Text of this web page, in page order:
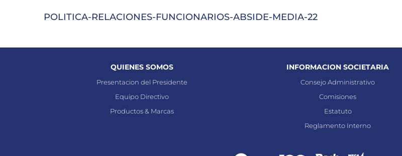
POLITICA-RELACIONES-FUNCIONARIOS-ABSIDE-MEDIA-22
QUIENES SOMOS
Presentacion del Presidente
Equipo Directivo
Productos & Marcas
INFORMACION SOCIETARIA
Consejo Administrativo
Comisiones
Estatuto
Reglamento Interno